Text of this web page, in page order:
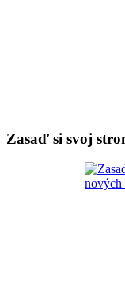
Zasaď si svoj